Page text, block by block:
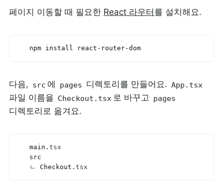
페이지 이동할 때 필요한 React 라우터 를 설치해요.
npm install react - router-dom
다음, src 에 pages 디렉토리를 만들어요. App.tsx
파일 이름을 Checkout.tsx 로 바꾸고 pages
디렉토리로 옮겨요.
main . tsx
src
ㄴ Checkout . tsx